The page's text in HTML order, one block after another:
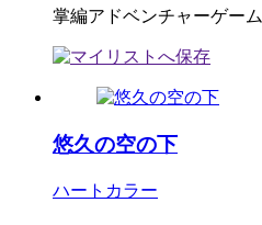
掌編アドベンチャーゲーム
悠久の空の下
ハートカラー